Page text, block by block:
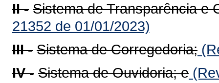
II - Sistema de Transparência e
21352 de 01/01/2023)
III - Sistema de Corregedoria;
IV - Sistema de Ouvidoria; e